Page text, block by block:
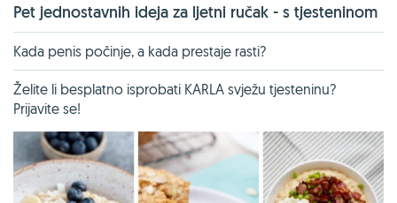
Pet jednostavnih ideja za ljetni ručak - s tjesteninom
Kada penis počinje, a kada prestaje rasti?
Želite li besplatno isprobati KARLA svježu tjesteninu?
Prijavite se!